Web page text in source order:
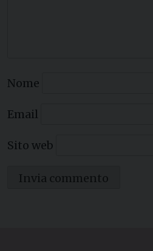
Nome
Email
Sito web